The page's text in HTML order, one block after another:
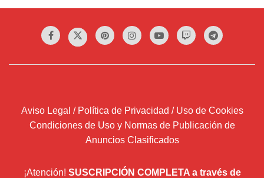
Aviso Legal / Política de Privacidad / Uso de Cookies
Condiciones de Uso y Normas de Publicación de
Anuncios Clasificados
¡Atención! SUSCRIPCIÓN COMPLETA a través de